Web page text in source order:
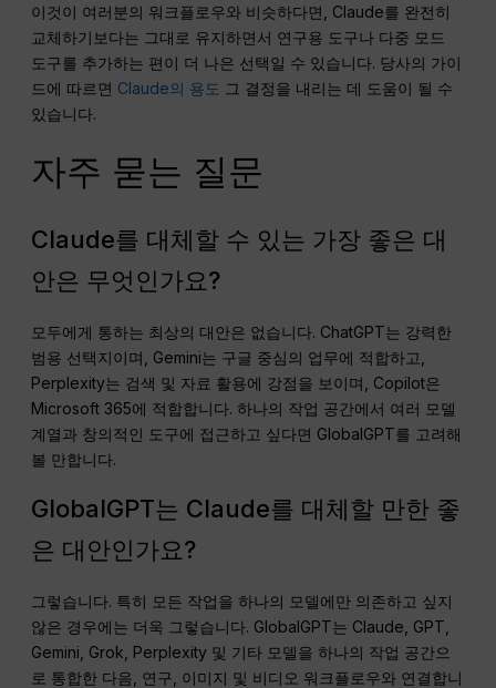
이것이 여러분의 워크플로우와 비슷하다면, Claude를 완전히
교체하기보다는 그대로 유지하면서 연구용 도구나 다중 모드
도구를 추가하는 편이 더 나은 선택일 수 있습니다. 당사의 가이
드에 따르면 Claude의 용도 그 결정을 내리는 데 도움이 될 수
있습니다.
자주 묻는 질문
Claude를 대체할 수 있는 가장 좋은 대
안은 무엇인가요?
모두에게 통하는 최상의 대안은 없습니다. ChatGPT는 강력한
범용 선택지이며, Gemini는 구글 중심의 업무에 적합하고,
Perplexity는 검색 및 자료 활용에 강점을 보이며, Copilot은
Microsoft 365에 적합합니다. 하나의 작업 공간에서 여러 모델
계열과 창의적인 도구에 접근하고 싶다면 GlobalGPT를 고려해
볼 만합니다.
GlobalGPT는 Claude를 대체할 만한 좋
은 대안인가요?
그렇습니다. 특히 모든 작업을 하나의 모델에만 의존하고 싶지
않은 경우에는 더욱 그렇습니다. GlobalGPT는 Claude, GPT,
Gemini, Grok, Perplexity 및 기타 모델을 하나의 작업 공간으
로 통합한 다음, 연구, 이미지 및 비디오 워크플로우와 연결합니